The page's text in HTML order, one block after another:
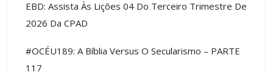
EBD: Assista Às Lições 04 Do Terceiro Trimestre De
2026 Da CPAD
#OCÉU189: A Bíblia Versus O Secularismo – PARTE
117